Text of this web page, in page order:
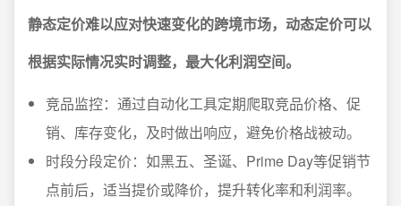
静态定价难以应对快速变化的跨境市场，动态定价可以
根据实际情况实时调整，最大化利润空间。
竞品监控：通过自动化工具定期爬取竞品价格、促
销、库存变化，及时做出响应，避免价格战被动。
时段分段定价：如黑五、圣诞、Prime Day等促销节
点前后，适当提价或降价，提升转化率和利润率。